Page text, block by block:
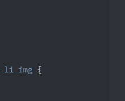
li img {